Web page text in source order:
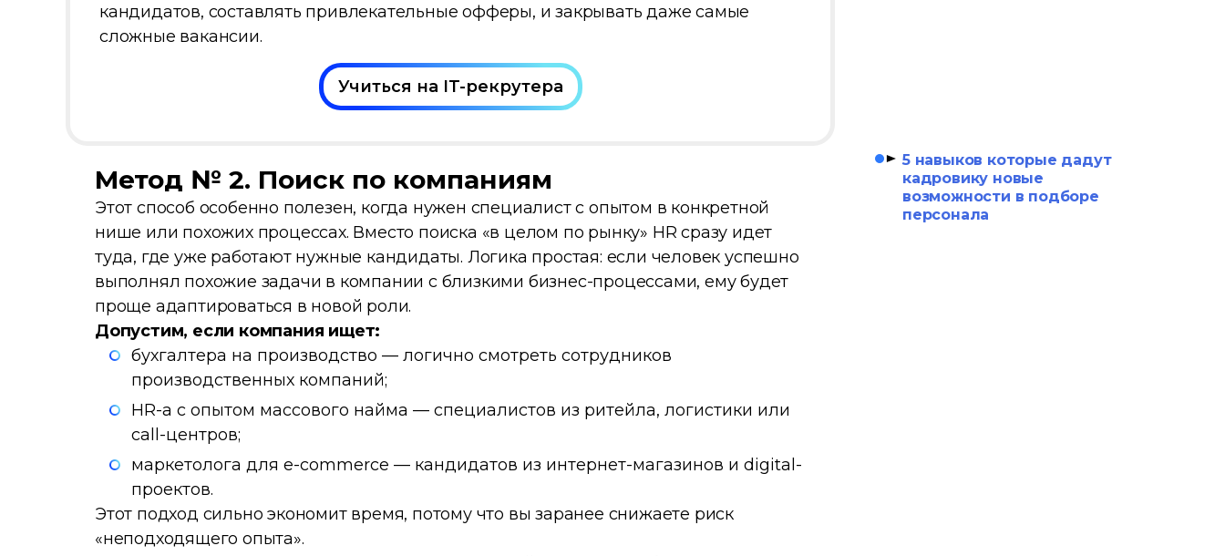
кандидатов, составлять привлекательные офферы, и закрывать даже самые
сложные вакансии.
Учиться на IT-рекрутера
5 навыков которые дадут
кадровику новые
возможности в подборе
персонала
Метод № 2. Поиск по компаниям
Этот способ особенно полезен, когда нужен специалист с опытом в конкретной
нише или похожих процессах. Вместо поиска «в целом по рынку» HR сразу идет
туда, где уже работают нужные кандидаты. Логика простая: если человек успешно
выполнял похожие задачи в компании с близкими бизнес-процессами, ему будет
проще адаптироваться в новой роли.
Допустим, если компания ищет:
бухгалтера на производство — логично смотреть сотрудников
производственных компаний;
HR-а с опытом массового найма — специалистов из ритейла, логистики или
call-центров;
маркетолога для e-commerce — кандидатов из интернет-магазинов и digital-
проектов.
Этот подход сильно экономит время, потому что вы заранее снижаете риск
«неподходящего опыта».